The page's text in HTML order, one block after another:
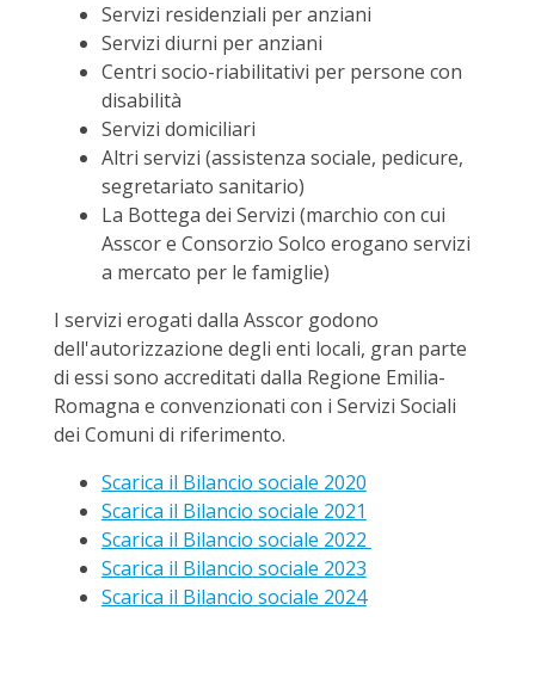
Servizi residenziali per anziani
Servizi diurni per anziani
Centri socio-riabilitativi per persone con
disabilità
Servizi domiciliari
Altri servizi (assistenza sociale, pedicure,
segretariato sanitario)
La Bottega dei Servizi (marchio con cui
Asscor e Consorzio Solco erogano servizi
a mercato per le famiglie)
I servizi erogati dalla Asscor godono
dell'autorizzazione degli enti locali, gran parte
di essi sono accreditati dalla Regione Emilia-
Romagna e convenzionati con i Servizi Sociali
dei Comuni di riferimento.
Scarica il Bilancio sociale 2020
Scarica il Bilancio sociale 2021
Scarica il Bilancio sociale 2022
Scarica il Bilancio sociale 2023
Scarica il Bilancio sociale 2024